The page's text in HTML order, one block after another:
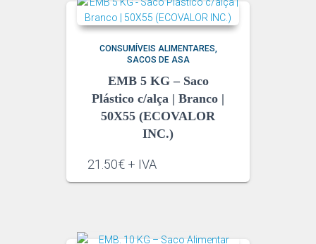
CONSUMÍVEIS ALIMENTARES
SACOS DE ASA
EMB 5 KG – Saco
Plástico c/alça | Branco |
50X55 (ECOVALOR
INC.)
21.50€ + IVA